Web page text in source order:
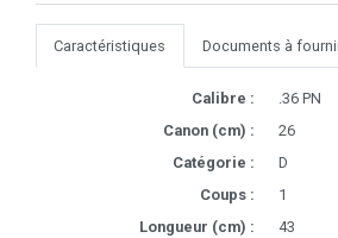
Caractéristiques Documents à
Calibre :
.36 PN
Canon (cm) :
26
Catégorie :
D
Coups :
1
Longueur (cm) :
43